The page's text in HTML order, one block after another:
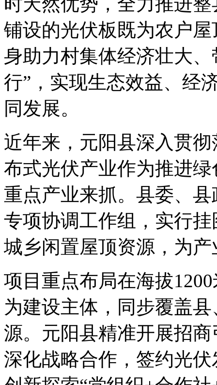
铺设的光伏板既为农户
身助力村集体经济壮大
行”，实现生态效益、经
同发展。
近年来，元阳县深入贯
布式光伏产业作为推进
重点产业来抓。县委、
专项协调工作组，实行
城乡闲置屋顶资源，为
项目重点布局在海拔
为建设主体，同步覆盖
源。元阳县精准开展招
深化战略合作，签约光